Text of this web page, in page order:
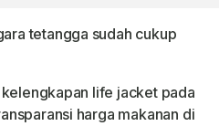
tetangga sudah cukup
life jacket pada
harga makanan di